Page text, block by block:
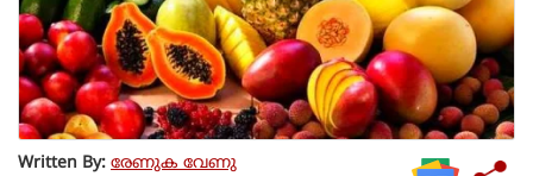
Written By: രേണുക വേണു